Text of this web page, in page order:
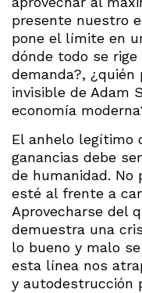
presente nuestro
pone el límite en
dónde todo se
demanda?,
invisible de Adam
economía
El anhelo legítimo
ganancias debe
de humanidad. No
esté al frente a
Aprovecharse del
demuestra una
lo bueno y malo
esta línea nos
y autodestrucción